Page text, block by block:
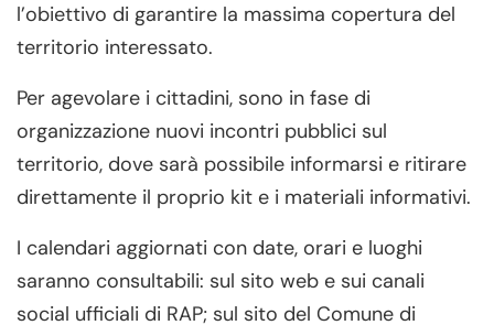
l’obiettivo di garantire la massima copertura del
territorio interessato.
Per agevolare i cittadini, sono in fase di
organizzazione nuovi incontri pubblici sul
territorio, dove sarà possibile informarsi e ritirare
direttamente il proprio kit e i materiali informativi.
I calendari aggiornati con date, orari e luoghi
saranno consultabili: sul sito web e sui canali
social ufficiali di RAP; sul sito del Comune di